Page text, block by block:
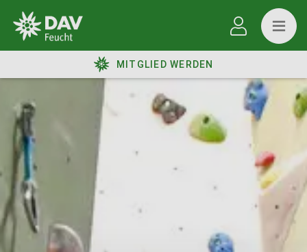
MITGLIED WERDEN